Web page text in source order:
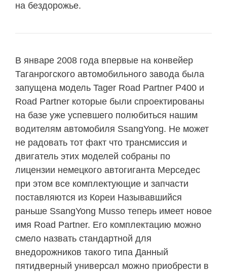
на бездорожье.
В январе 2008 года впервые на конвейер
Таганрогского автомобильного завода была
запущена модель Tager Road Partner P400 и
Road Partner которые были спроектированы
на базе уже успевшего полюбиться нашим
водителям автомобиля SsangYong. Не может
не радовать тот факт что трансмиссия и
двигатель этих моделей собраны по
лицензии немецкого автогиганта Мерседес
при этом все комплектующие и запчасти
поставляются из Кореи Называвшийся
раньше SsangYong Musso теперь имеет новое
имя Road Partner. Его комплектацию можно
смело назвать стандартной для
внедорожников такого типа Данный
пятидверный универсал можно приобрести в